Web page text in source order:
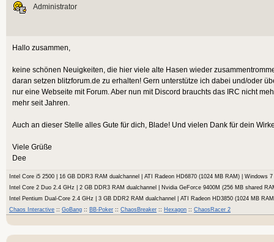
Administrator
Hallo zusammen,
keine schönen Neuigkeiten, die hier viele alte Hasen wieder
daran setzen blitzforum.de zu erhalten! Gern unterstütze ich dabei und/oder
nur eine Webseite mit Forum. Aber nun mit Discord brauchts das IRC nicht
mehr seit Jahren.
Auch an dieser Stelle alles Gute für dich, Blade! Und vielen Dank für dein
Viele Grüße
Dee
Intel Core i5 2500 | 16 GB DDR3 RAM dualchannel | ATI Radeon HD6870 (1024 MB RAM) | Windows
Intel Core 2 Duo 2.4 GHz | 2 GB DDR3 RAM dualchannel | Nvidia GeForce 9400M (256 MB shared
Intel Pentium Dual-Core 2.4 GHz | 3 GB DDR2 RAM dualchannel | ATI Radeon HD3850 (1024 MB
Chaos Interactive :: GoBang :: BB-Poker :: ChaosBreaker :: Hexagon :: ChaosRacer 2